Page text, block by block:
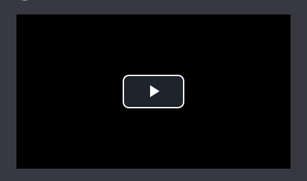
Головна Війна
Світ
Наука
Play